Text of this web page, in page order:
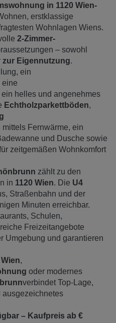
in 1120 Wien-
erstklassige
Wohnlagen Wiens.
2-Zimmer-
– sowohl
zur Eigennutzung.
ein
eine
ein helles und angenehmes
Echtholzparkettböden,
mittels Fernwärme, ein
und Dusche sowie
zeitgemäßen Wohnkomfort
zählt zu den
in 1120 Wien. Die U4
Straßenbahn und der
Minuten erreichbar.
Schulen,
Freizeitangebote
Umgebung und garantieren
,
oder modernes
verbindet Top-Lage,
ausgezeichnetes
– Kaufpreis ab €